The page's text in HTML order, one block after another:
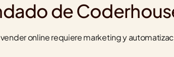
de
online requiere marketing y